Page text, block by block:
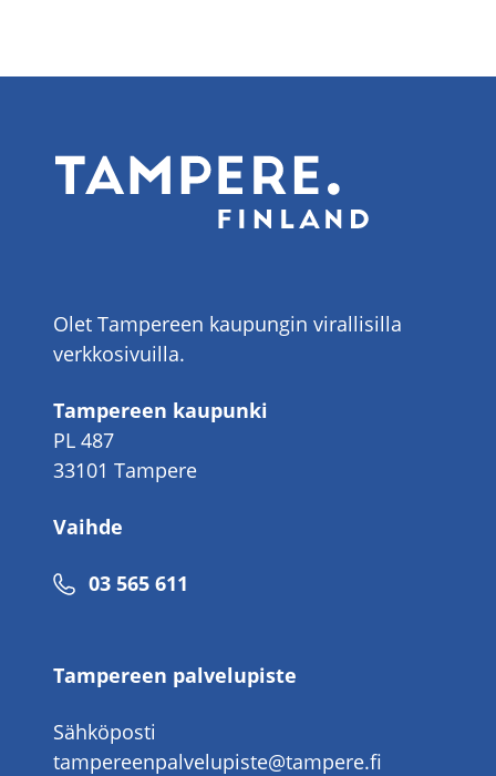
Olet Tampereen kaupungin virallisilla
verkkosivuilla.
Tampereen kaupunki
PL 487
33101 Tampere
Vaihde
Puhelinnumero
03 565 611
Tampereen palvelupiste
Sähköposti
tampereenpalvelupiste@tampere.fi